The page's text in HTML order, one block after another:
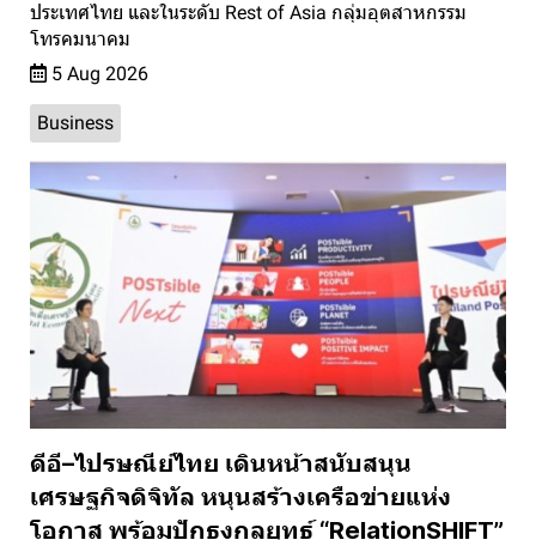
ประเทศไทย และในระดับ Rest of Asia กลุ่มอุตสาหกรรม
โทรคมนาคม
5 Aug 2026
Business
ดีอี–ไปรษณีย์ไทย เดินหน้าสนับสนุน
เศรษฐกิจดิจิทัล หนุนสร้างเครือข่ายแห่ง
โอกาส พร้อมปักธงกลยุทธ์ “RelationSHIFT”